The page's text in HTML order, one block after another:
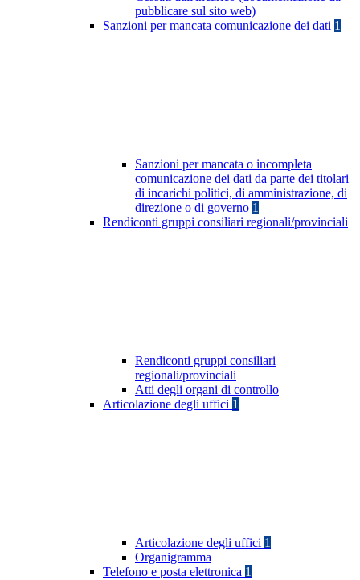
pubblicare sul sito web)
Sanzioni per mancata comunicazione dei dati 1
Sanzioni per mancata o incompleta
comunicazione dei dati da parte dei titolari
di incarichi politici, di amministrazione, di
direzione o di governo 1
Rendiconti gruppi consiliari regionali/provinciali
Rendiconti gruppi consiliari
regionali/provinciali
Atti degli organi di controllo
Articolazione degli uffici 1
Articolazione degli uffici 1
Organigramma
Telefono e posta elettronica 1